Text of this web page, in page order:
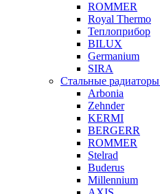
ROMMER
Royal Thermo
Теплоприбор
BILUX
Germanium
SIRA
Стальные радиаторы
Arbonia
Zehnder
KERMI
BERGERR
ROMMER
Stelrad
Buderus
Millennium